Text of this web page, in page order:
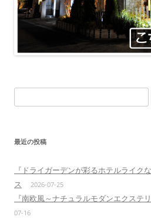
索:
最近の投稿
『ドライガーデンが彩るホテルライク
ス
2026-07-25
『南欧風～ナチュラルモダンエクステ
07-16